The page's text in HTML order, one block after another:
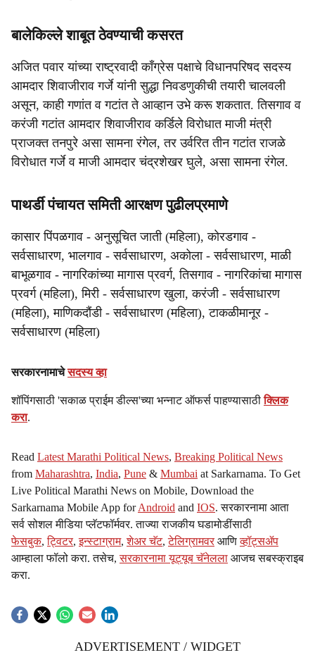
बालेकिल्ले शाबूत ठेवण्याची कसरत
अजित पवार यांच्या राष्ट्रवादी काँग्रेस पक्षाचे विधानपरिषद सदस्य
आमदार शिवाजीराव गर्जे यांनी सुद्धा निवडणुकीची तयारी चालवली
असून, काही गणांत व गटांत ते आव्हान उभे करू शकतात. तिसगाव व
करंजी गटांत आमदार शिवाजीराव कर्डिले विरोधात माजी मंत्री
प्राजक्त तनपुरे असा सामना रंगेल, तर उर्वरित तीन गटांत राजळे
विरोधात गर्जे व माजी आमदार चंद्रशेखर घुले, असा सामना रंगेल.
पाथर्डी पंचायत समिती आरक्षण पुढीलप्रमाणे
कासार पिंपळगाव - अनुसूचित जाती (महिला), कोरडगाव -
सर्वसाधारण, भालगाव - सर्वसाधारण, अकोला - सर्वसाधारण, माळी
बाभूळगाव - नागरिकांच्या मागास प्रवर्ग, तिसगाव - नागरिकांचा मागास
प्रवर्ग (महिला), मिरी - सर्वसाधारण खुला, करंजी - सर्वसाधारण
(महिला), माणिकदौंडी - सर्वसाधारण (महिला), टाकळीमानूर -
सर्वसाधारण (महिला)
सरकारनामाचेसदस्य व्हा
शॉपिंगसाठी 'सकाळ प्राईम डील्स'च्या भन्नाट ऑफर्स पाहण्यासाठीक्लिक
करा.
Read Latest Marathi Political News, Breaking Political News
from Maharashtra, India, Pune & Mumbai at Sarkarnama. To Get
Live Political Marathi News on Mobile, Download the
Sarkarnama Mobile App forAndroid and IOS. सरकारनामा आता
सर्व सोशल मीडिया प्लॅटफॉर्मवर. ताज्या राजकीय घडामोडींसाठी
फेसबुक,ट्विटर,इन्स्टाग्राम,शेअर चॅट,टेलिग्रामवर आणिव्हॉट्सॲप
आम्हाला फॉलो करा. तसेच,सरकारनामा यूट्यूब चॅनेलला आजच सबस्क्राइब
करा.
ADVERTISEMENT / WIDGET